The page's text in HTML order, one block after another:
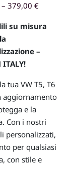
– 379,00 €
su misura
–
ITALY!
tua VW T5, T6
aggiornamento
e la
Con i nostri
personalizzati,
per qualsiasi
con stile e